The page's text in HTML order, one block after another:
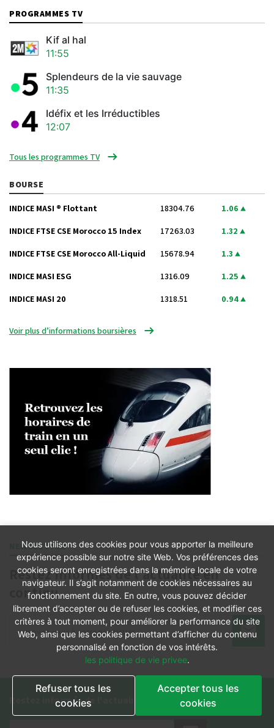
PROGRAMMES TV
Kif al hal
11:55
Splendeurs de la vie sauvage
11:35
Idéfix et les Irréductibles
12:07
Tous les programmes TV
BOURSE
INDICE MASI ® Flottant 18304.76 1.06
INDICE FTSE CSE Morocco 15 Index 17263.03 1.32
INDICE FTSE CSE Morocco All-Liquid 15678.94 1.3
INDICE MASI ESG 1316.09 1.25
INDICE MASI 20 1318.51 0.94
Voir plus d’informations boursières
NEWSLETTER
Restez informés de l'actualité en
continu
Restez informés de l'actualité en continu
Nous utilisons des cookies pour vous apporter la meilleure
expérience possible sur notre site Web. Vos préférences des
cookies seront enregistrées dans la mémoire locale de votre
navigateur. Il s’agit notamment de cookies nécessaires au
fonctionnement du site. En outre, vous pouvez décider
librement d’accepter ou de refuser les cookies, et modifier ces
critères à tout moment, pour améliorer la performance du site
Web, ainsi que les cookies permettant d’afficher du contenu
personnalisé en fonction de vos intérêts.
les politique de vie privee.
Refuser tous les
cookies
Accepter tous les
cookies